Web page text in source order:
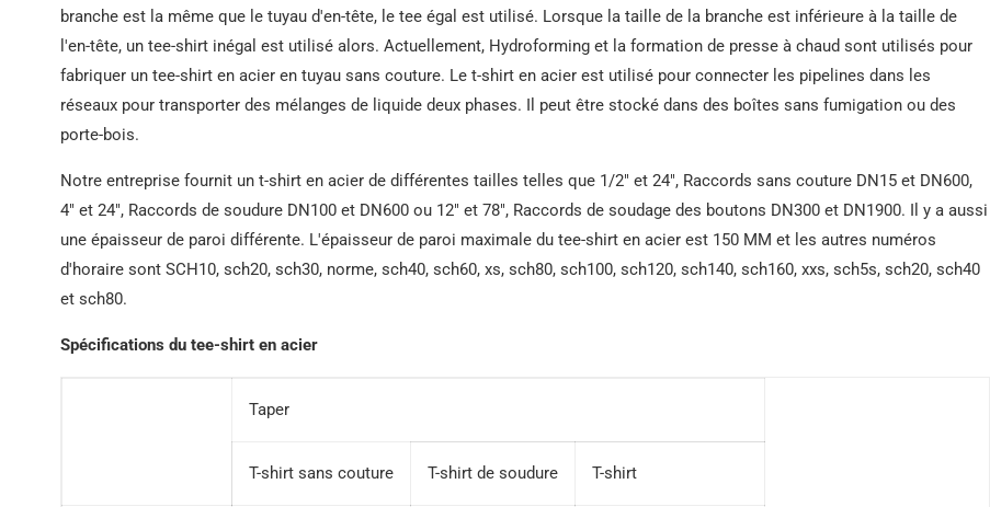
Tuyau en acier A53
LSAW
Tuyau en acier A252
soudé
acier A209
branche est la même que le tuyau d'en-tête, le tee égal est utilisé. Lorsque la taille de la branche est inférieure à la taille de
l'en-tête, un tee-shirt inégal est utilisé alors. Actuellement, Hydroforming et la formation de presse à chaud sont utilisés pour
fabriquer un tee-shirt en acier en tuyau sans couture. Le t-shirt en acier est utilisé pour connecter les pipelines dans les
réseaux pour transporter des mélanges de liquide deux phases. Il peut être stocké dans des boîtes sans fumigation ou des
porte-bois.
Notre entreprise fournit un t-shirt en acier de différentes tailles telles que 1/2″ et 24″, Raccords sans couture DN15 et DN600,
4″ et 24″, Raccords de soudure DN100 et DN600 ou 12″ et 78″, Raccords de soudage des boutons DN300 et DN1900. Il y a aussi
une épaisseur de paroi différente. L'épaisseur de paroi maximale du tee-shirt en acier est 150 MM et les autres numéros
d'horaire sont SCH10, sch20, sch30, norme, sch40, sch60, xs, sch80, sch100, sch120, sch140, sch160, xxs, sch5s, sch20, sch40
et sch80.
Spécifications du tee-shirt en acier
Taper
T-shirt sans couture T-shirt de soudure T-shirt